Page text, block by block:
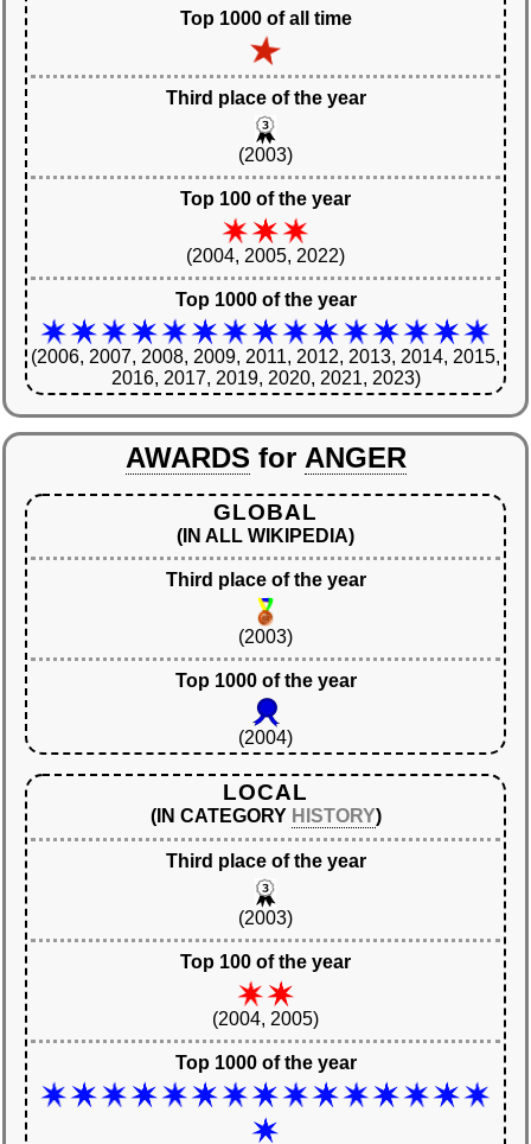
Top 1000 of all time
Third place of the year
(2003)
Top 100 of the year
(2004, 2005, 2022)
Top 1000 of the year
(2006, 2007, 2008, 2009, 2011, 2012, 2013, 2014, 2015,
2016, 2017, 2019, 2020, 2021, 2023)
AWARDS for ANGER
GLOBAL
(IN ALL WIKIPEDIA)
Third place of the year
(2003)
Top 1000 of the year
(2004)
LOCAL
(IN CATEGORY HISTORY)
Third place of the year
(2003)
Top 100 of the year
(2004, 2005)
Top 1000 of the year